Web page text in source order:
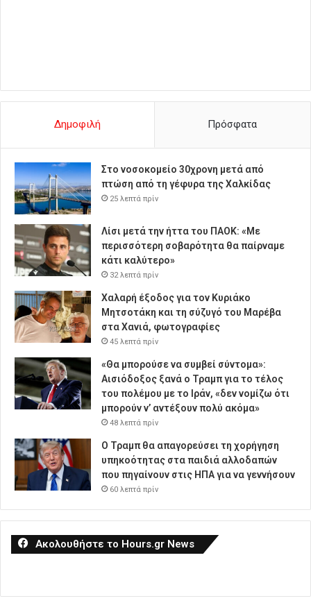
Δημοφιλή Πρόσφατα
Στο νοσοκομείο 30χρονη μετά από
πτώση από τη γέφυρα της Χαλκίδας
25 λεπτά πρίν
Λίσι μετά την ήττα του ΠΑΟΚ: «Με
περισσότερη σοβαρότητα θα παίρναμε
κάτι καλύτερο»
32 λεπτά πρίν
Χαλαρή έξοδος για τον Κυριάκο
Μητσοτάκη και τη σύζυγό του Μαρέβα
στα Χανιά, φωτογραφίες
45 λεπτά πρίν
«Θα μπορούσε να συμβεί σύντομα»:
Αισιόδοξος ξανά ο Τραμπ για το τέλος
του πολέμου με το Ιράν, «δεν νομίζω ότι
μπορούν ν’ αντέξουν πολύ ακόμα»
48 λεπτά πρίν
Ο Τραμπ θα απαγορεύσει τη χορήγηση
υπηκοότητας στα παιδιά αλλοδαπών
που πηγαίνουν στις ΗΠΑ για να γεννήσουν
60 λεπτά πρίν
Ακολουθήστε το Hours.gr News